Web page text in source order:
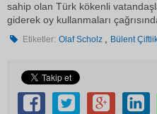
sahip olan Türk kökenli
giderek oy kullanmaları
Etiketler: Olaf Scholz , Bülent